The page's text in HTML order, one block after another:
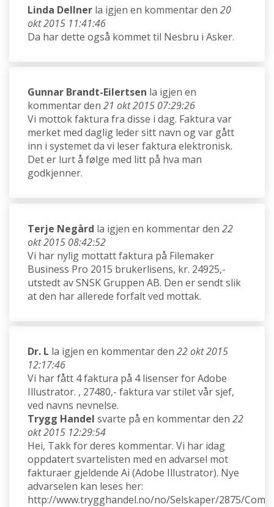
Linda Dellner la igjen en kommentar den 20
okt 2015 11:41:46
Da har dette også kommet til Nesbru i Asker.
Gunnar Brandt-Eilertsen la igjen en
kommentar den 21 okt 2015 07:29:26
Vi mottok faktura fra disse i dag. Faktura var
merket med daglig leder sitt navn og var gått
inn i systemet da vi leser faktura elektronisk.
Det er lurt å følge med litt på hva man
godkjenner.
Terje Negård la igjen en kommentar den 22
okt 2015 08:42:52
Vi har nylig mottatt faktura på Filemaker
Business Pro 2015 brukerlisens, kr. 24925,-
utstedt av SNSK Gruppen AB. Den er sendt slik
at den har allerede forfalt ved mottak.
Dr. L la igjen en kommentar den 22 okt 2015
12:17:46
Vi har fått 4 faktura på 4 lisenser for Adobe
Illustrator. , 27480,- faktura var stilet vår sjef,
ved navns nevnelse.
Trygg Handel svarte på en kommentar den 22
okt 2015 12:29:54
Hei, Takk for deres kommentar. Vi har idag
oppdatert svartelisten med en advarsel mot
fakturaer gjeldende Ai (Adobe Illustrator). Nye
advarselen kan leses her:
http://www.trygghandel.no/no/Selskaper/2875/